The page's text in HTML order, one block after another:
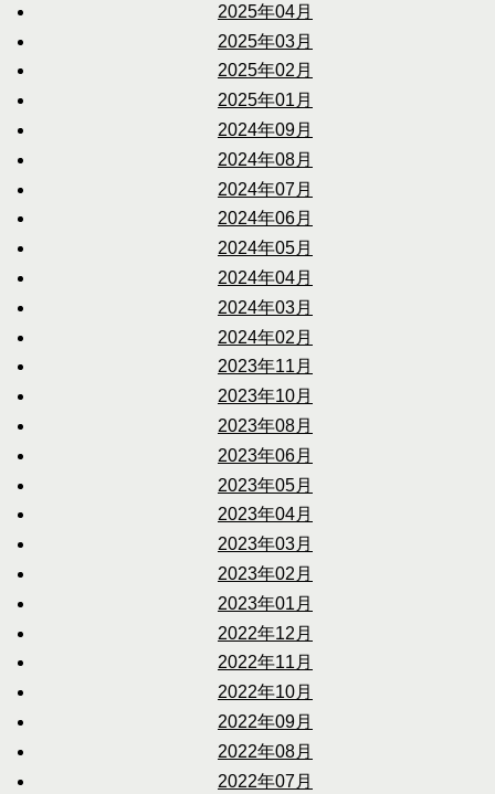
2025年04月
2025年03月
2025年02月
2025年01月
2024年09月
2024年08月
2024年07月
2024年06月
2024年05月
2024年04月
2024年03月
2024年02月
2023年11月
2023年10月
2023年08月
2023年06月
2023年05月
2023年04月
2023年03月
2023年02月
2023年01月
2022年12月
2022年11月
2022年10月
2022年09月
2022年08月
2022年07月